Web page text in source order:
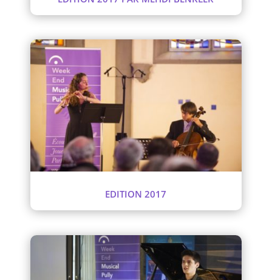
EDITION 2017